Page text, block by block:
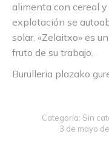
alimenta con cereal
explotación se
solar. «Zelaitxo» es
fruto de su trabajo.
Burulleria plazako
Categoría: Sin
3 de mayo